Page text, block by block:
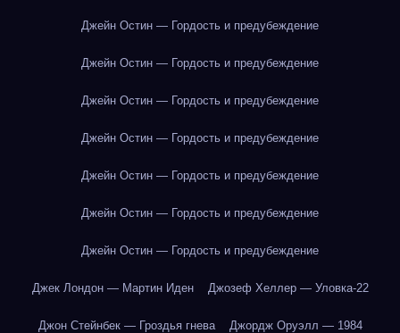
Джейн Остин — Гордость и предубеждение
Джейн Остин — Гордость и предубеждение
Джейн Остин — Гордость и предубеждение
Джейн Остин — Гордость и предубеждение
Джейн Остин — Гордость и предубеждение
Джейн Остин — Гордость и предубеждение
Джейн Остин — Гордость и предубеждение
Джек Лондон — Мартин Иден Джозеф Хеллер — Уловка-22
Джон Стейнбек — Гроздья гнева Джордж Оруэлл — 1984